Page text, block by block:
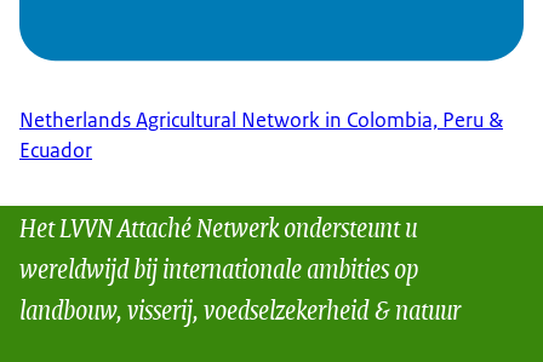
Netherlands Agricultural Network in Colombia, Peru &
Ecuador
Het LVVN Attaché Netwerk ondersteunt u
wereldwijd bij internationale ambities op
landbouw, visserij, voedselzekerheid & natuur